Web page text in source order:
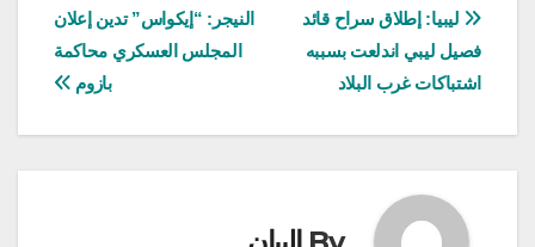
تصفّح
المقالات
النيجر: “إيكواس” تدين إعلان
المجلس العسكري محاكمة
بازوم
ليبيا: إطلاق سراح قائد
فصيل ليبي اندلعت بسببه
اشتباكات غرب البلاد